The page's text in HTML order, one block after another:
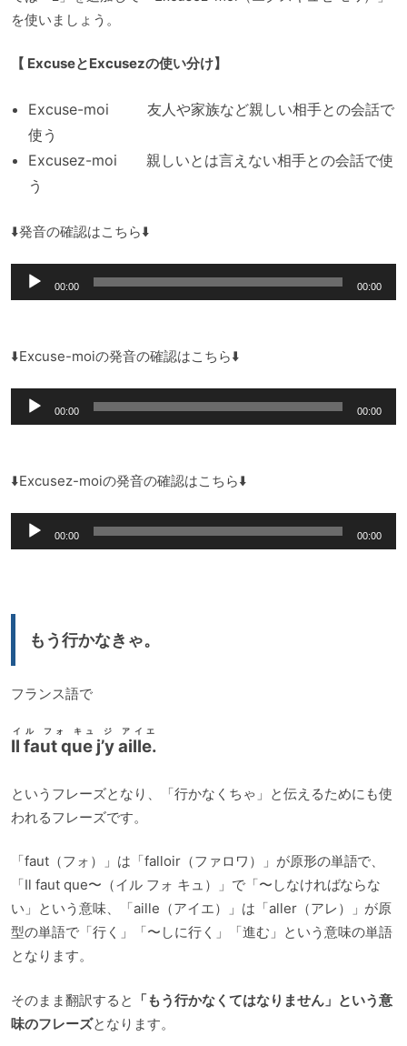
を使いましょう。
【 ExcuseとExcusezの使い分け】
Excuse-moi 友人や家族など親しい相手との会話で
使う
Excusez-moi 親しいとは言えない相手との会話で使
う
⬇️発音の確認はこちら⬇️
声
レ
ー
00:00 00:00
⬇️Excuse-moiの発音の確認はこちら⬇️
声
レ
ー
00:00 00:00
⬇️Excusez-moiの発音の確認はこちら⬇️
声
00:00 00:00
もう行かなきゃ。
フランス語で
Il faut que j’y aille.
イル フォ キュ ジ アイエ
というフレーズとなり、「行かなくちゃ」と伝えるためにも使
われるフレーズです。
「faut（フォ）」は「falloir（ファロワ）」が原形の単語で、
「Il faut que〜（イル フォ キュ）」で「〜しなければならな
い」という意味、「aille（アイエ）」は「aller（アレ）」が原
型の単語で「行く」「〜しに行く」「進む」という意味の単語
となります。
そのまま翻訳すると
「もう行かなくてはなりません」という意
味のフレーズとなります。